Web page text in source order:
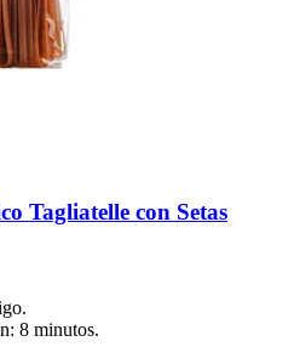
Tagliatelle con Setas
8 minutos.